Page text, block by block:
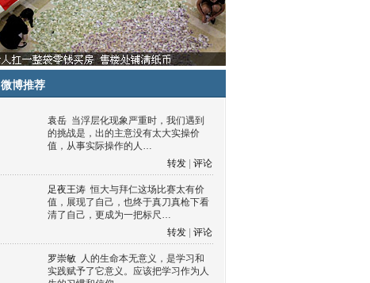
微博推荐
袁岳 当浮层化现象严重时，我们遇到
的挑战是，出的主意没有太大实操价
值，从事实际操作的人…
转发
评论
足夜王涛 恒大与拜仁这场比赛太有价
值，展现了自己，也终于真刀真枪下看
清了自己，更成为一把标尺…
转发
评论
罗崇敏 人的生命本无意义，是学习和
实践赋予了它意义。应该把学习作为人